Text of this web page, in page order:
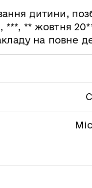
дитини,
***, ** жовтня
на повне